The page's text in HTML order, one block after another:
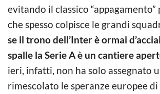
evitando il classico
che spesso colpisce le grandi
se il trono dell’Inter è ormai
spalle la Serie A è un cantiere
ieri, infatti, non ha solo assegnato
rimescolato le speranze europee